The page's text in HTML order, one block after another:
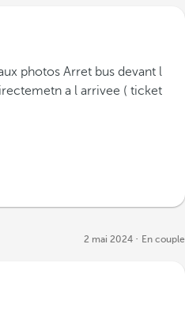
bus devant l
a l arrivee ( ticket
2 mai 2024 En couple